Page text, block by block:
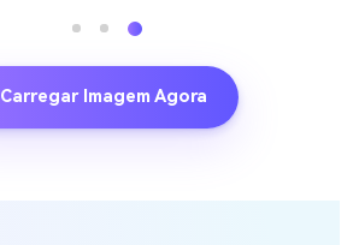
Carregar Imagem Agora